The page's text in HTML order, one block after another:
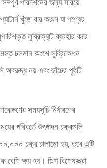
পরিদর্শনের জন্য সরিয়ে
খুঁজে বার করুন যা পণ্যের
লুব্রিক্যান্ট ব্যবহার করে
চলমান অংশে লুব্রিকেশন
অবরুদ্ধ নয় এবং ছাঁচের পৃষ্ঠটি
সময়সূচি নির্ধারণের
পরিবর্তে উৎপাদন চক্রগুলি
চক্র চালানো হয়, তবে এটি
ক্ষয় হয়। শিল্প বিশেষজ্ঞরা